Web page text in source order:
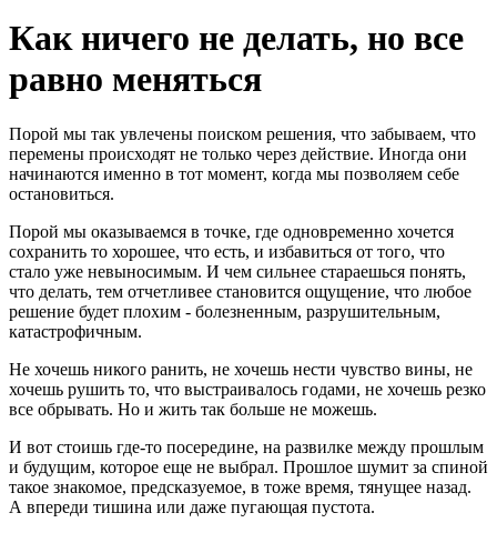
Как ничего не делать, но все
равно меняться
Порой мы так увлечены поиском решения, что забываем, что
перемены происходят не только через действие. Иногда они
начинаются именно в тот момент, когда мы позволяем себе
остановиться.
Порой мы оказываемся в точке, где одновременно хочется
сохранить то хорошее, что есть, и избавиться от того, что
стало уже невыносимым. И чем сильнее стараешься понять,
что делать, тем отчетливее становится ощущение, что любое
решение будет плохим - болезненным, разрушительным,
катастрофичным.
Не хочешь никого ранить, не хочешь нести чувство вины, не
хочешь рушить то, что выстраивалось годами, не хочешь резко
все обрывать. Но и жить так больше не можешь.
И вот стоишь где-то посередине, на развилке между прошлым
и будущим, которое еще не выбрал. Прошлое шумит за спиной
такое знакомое, предсказуемое, в тоже время, тянущее назад.
А впереди тишина или даже пугающая пустота.